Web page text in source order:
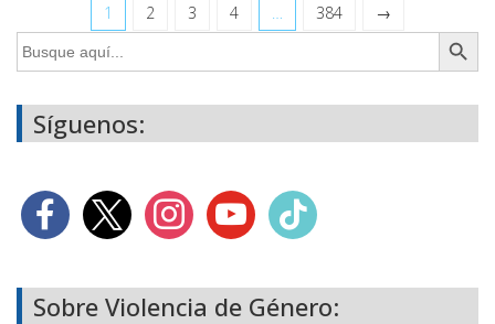
1 2 3 4 384
→
Buscar:
Botón de
Síguenos:
Sobre Violencia de Género: